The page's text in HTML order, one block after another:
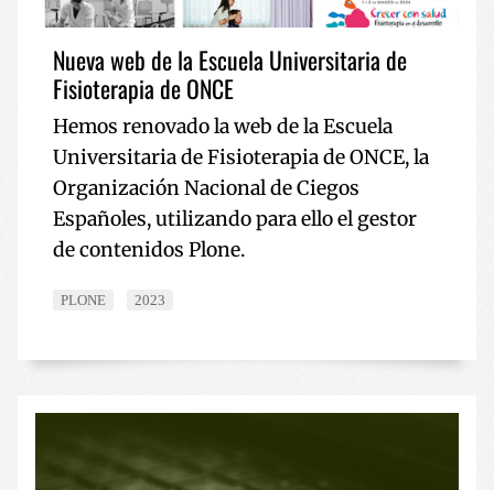
Nueva web de la Escuela Universitaria de
Fisioterapia de ONCE
Hemos renovado la web de la Escuela
Universitaria de Fisioterapia de ONCE, la
Organización Nacional de Ciegos
Españoles, utilizando para ello el gestor
de contenidos Plone.
PLONE 2023